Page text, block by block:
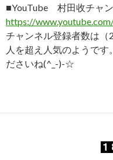
■YouTube 村田收チャ
https://
チャンネル登録者数は（
人を超え人気のようです
ださいね(^_-)-☆